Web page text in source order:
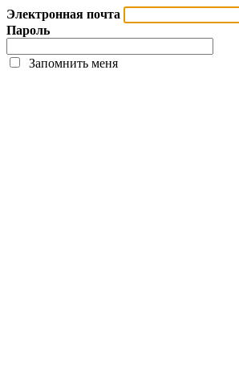
Электронная почта
Пароль
Запомнить меня